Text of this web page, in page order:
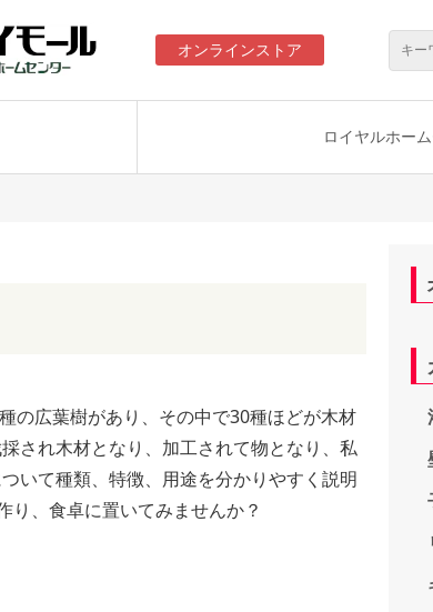
オンラインストア
ロイヤルホー
の広葉樹があり、その中で30種ほどが木材
され木材となり、加工されて物となり、私
いて種類、特徴、用途を分かりやすく説明
り、食卓に置いてみませんか？